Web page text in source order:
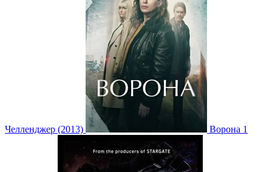
Челленджер (2013) Ворона 1